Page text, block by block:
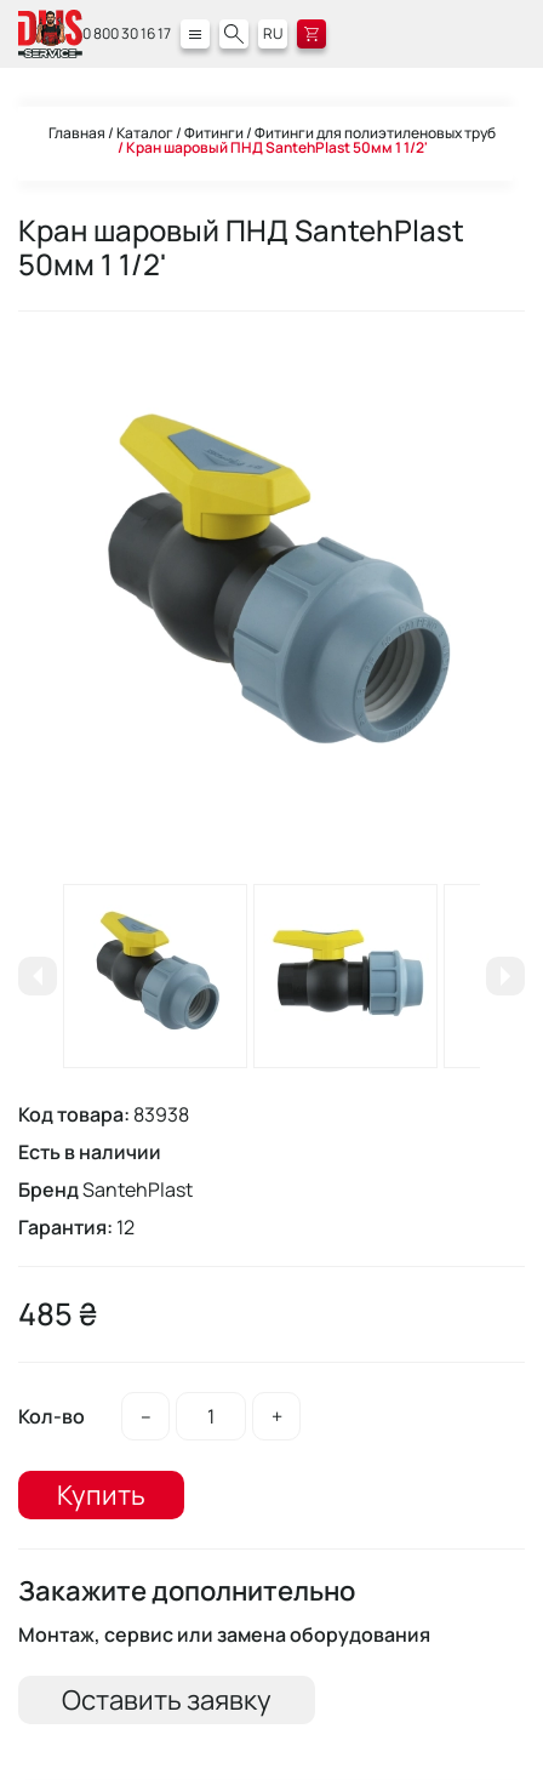
0 800 30 16 17 RU
Главная Каталог Фитинги Фитинги для полиэтиленовых труб
Кран шаровый ПНД SantehPlast 50мм 1 1/2'
Кран шаровый ПНД SantehPlast
50мм 1 1/2'
Код товара: 83938
Есть в наличии
БрендSantehPlast
Гарантия: 12
485 ₴
Кол-во – +
Купить
Закажите дополнительно
Монтаж, сервис или замена оборудования
Оставить заявку